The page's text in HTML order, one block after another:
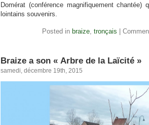
Domérat (conférence magnifiquement
lointains souvenirs.
Posted in braize, tronçais
Braize a son « Arbre de la Laïcité »
samedi, décembre 19th, 2015